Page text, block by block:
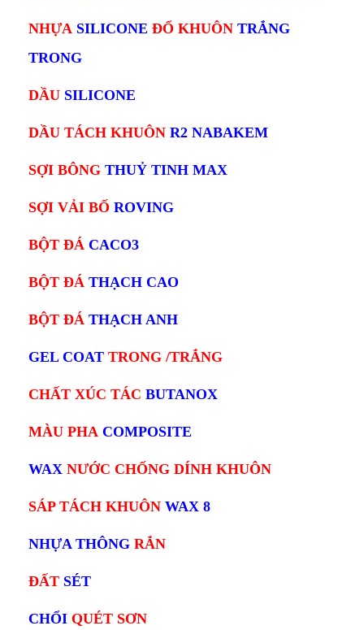
NHỰA SILICONE ĐỔ KHUÔN TRẮNG
TRONG
DẦU SILICONE
DẦU TÁCH KHUÔN R2 NABAKEM
SỢI BÔNG THUỶ TINH MAX
SỢI VẢI BỐ ROVING
BỘT ĐÁ CACO3
BỘT ĐÁ THẠCH CAO
BỘT ĐÁ THẠCH ANH
GEL COAT TRONG /TRẮNG
CHẤT XÚC TÁC BUTANOX
MÀU PHA COMPOSITE
WAX NƯỚC CHỐNG DÍNH KHUÔN
SÁP TÁCH KHUÔN WAX 8
NHỰA THÔNG RẮN
ĐẤT SÉT
CHỔI QUÉT SƠN